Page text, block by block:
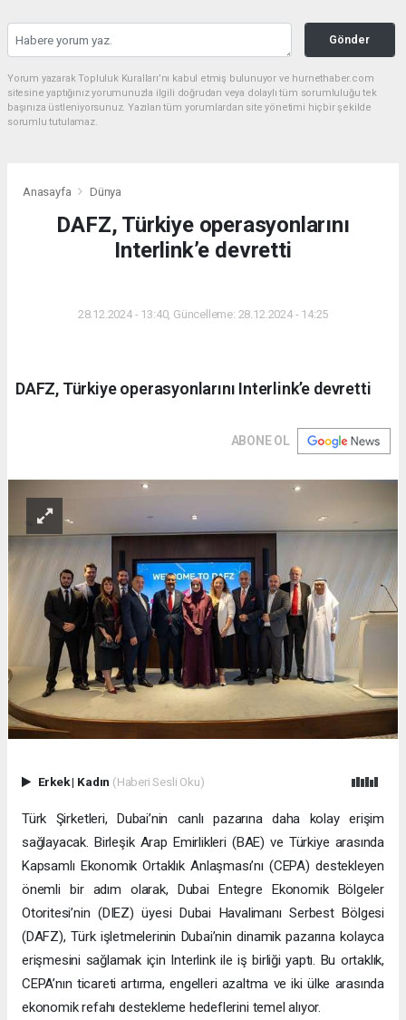
Gönder
Yorum yazarak Topluluk Kuralları’nı kabul etmiş bulunuyor ve hurnethaber.com
sitesine yaptığınız yorumunuzla ilgili doğrudan veya dolaylı tüm sorumluluğu tek
başınıza üstleniyorsunuz. Yazılan tüm yorumlardan site yönetimi hiçbir şekilde
sorumlu tutulamaz.
Anasayfa Dünya
DAFZ, Türkiye operasyonlarını
Interlink’e devretti
28.12.2024 - 13:40, Güncelleme: 28.12.2024 - 14:25
DAFZ, Türkiye operasyonlarını Interlink’e devretti
ABONE OL
Erkek| Kadın (Haberi Sesli Oku)
Türk Şirketleri, Dubai’nin canlı pazarına daha kolay erişim
sağlayacak. Birleşik Arap Emirlikleri (BAE) ve Türkiye arasında
Kapsamlı Ekonomik Ortaklık Anlaşması’nı (CEPA) destekleyen
önemli bir adım olarak, Dubai Entegre Ekonomik Bölgeler
Otoritesi’nin (DIEZ) üyesi Dubai Havalimanı Serbest Bölgesi
(DAFZ), Türk işletmelerinin Dubai’nin dinamik pazarına kolayca
erişmesini sağlamak için Interlink ile iş birliği yaptı. Bu ortaklık,
CEPA’nın ticareti artırma, engelleri azaltma ve iki ülke arasında
ekonomik refahı destekleme hedeflerini temel alıyor.